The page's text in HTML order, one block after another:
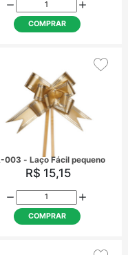
COMPRAR
LA-001 - Laço Fácil
R$ 46,50